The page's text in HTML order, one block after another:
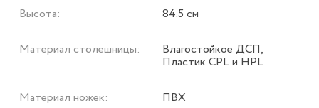
Высота: 84.5 см
Материал столешницы: Влагостойкое ДСП,
Пластик CPL и HPL
Материал ножек: ПВХ